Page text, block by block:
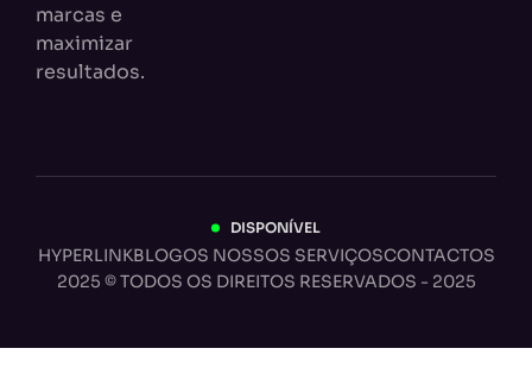
marcas e
maximizar
resultados.
DISPONÍVEL
HYPERLINKBLOGOS NOSSOS SERVIÇOSCONTACTOS
2025 © TODOS OS DIREITOS RESERVADOS - 2025